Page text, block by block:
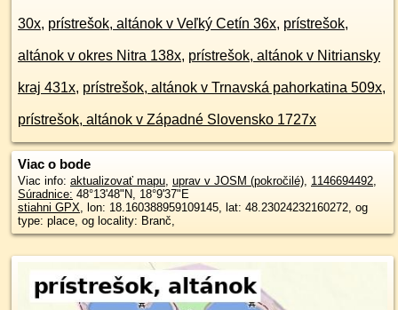
30x, prístrešok, altánok v Veľký Cetín 36x, prístrešok,
altánok v okres Nitra 138x, prístrešok, altánok v Nitriansky
kraj 431x, prístrešok, altánok v Trnavská pahorkatina 509x,
prístrešok, altánok v Západné Slovensko 1727x
Viac o bode
Viac info: aktualizovať mapu, uprav v JOSM (pokročilé), 1146694492,
Súradnice: 48°13'48"N, 18°9'37"E
stiahni GPX, lon: 18.160388959109145, lat: 48.23024232160272, og
type: place, og locality: Branč,